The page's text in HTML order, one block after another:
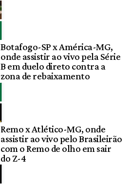
Botafogo-SP x América-MG,
onde assistir ao vivo pela Série
B em duelo direto contra a
zona de rebaixamento
Remo x Atlético-MG, onde
assistir ao vivo pelo Brasileirão
com o Remo de olho em sair
do Z-4